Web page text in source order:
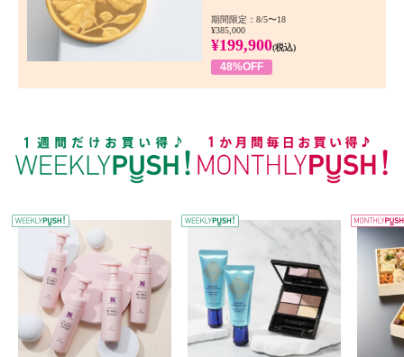
期間限定：8/5〜18
¥385,000
¥199,900(税込)
48%OFF
WEEKLY PUSH